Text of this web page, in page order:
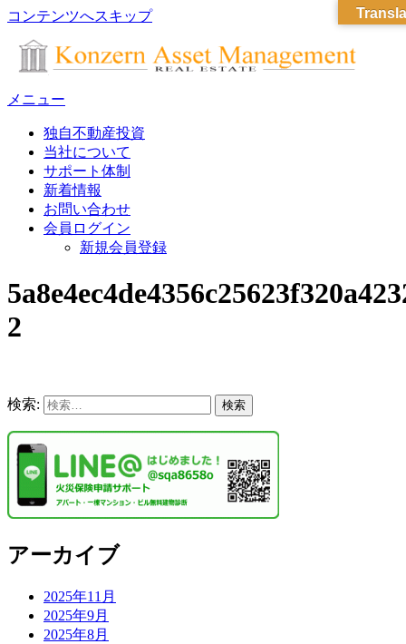
コンテンツへスキップ
メニュー
独自不動産投資
当社について
サポート体制
新着情報
お問い合わせ
会員ログイン
新規会員登録
2
検索:
アーカイブ
2025年11月
2025年9月
2025年8月